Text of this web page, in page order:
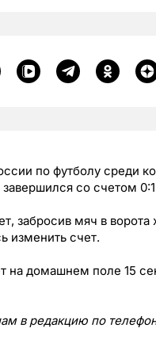
по футболу среди
со счетом
забросив мяч в ворота
изменить счет.
на домашнем поле 15
в редакцию по